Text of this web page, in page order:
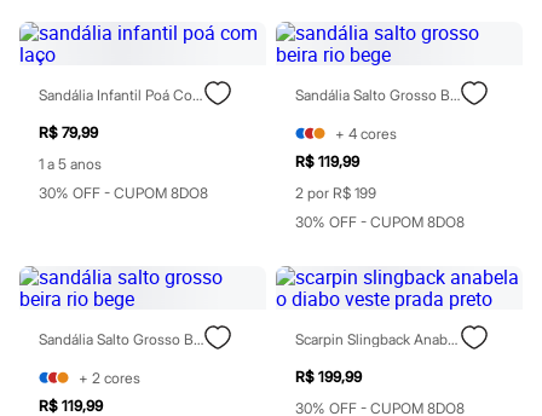
Maiôs
Saídas de praia
Personagens
Blusas e Camisetas
Calças
Casacos e Jaquetas
Jeans
Moda esportiva
Em alta
Dia dos Pais
Novidades
Bermudas
Camisas
Sandália Infantil Poá Com Laço
R$ 79,99
1 a 5 anos
30% OFF - CUPOM 8DO8
Sandália Salto Grosso Beira Rio Bege
+ 4 cores
R$ 119,99
2 por R$ 199
30% OFF - CUPOM 8DO8
Sandália Salto Grosso Beira Rio Bege
+ 2 cores
R$ 119,99
Scarpin Slingback Anabela O Diabo Veste Prada Preto
R$ 199,99
30% OFF - CUPOM 8DO8